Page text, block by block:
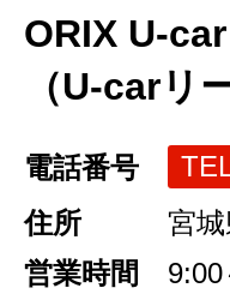
ORIX U-
（U-carリ
電話番号
住所
宮
営業時間